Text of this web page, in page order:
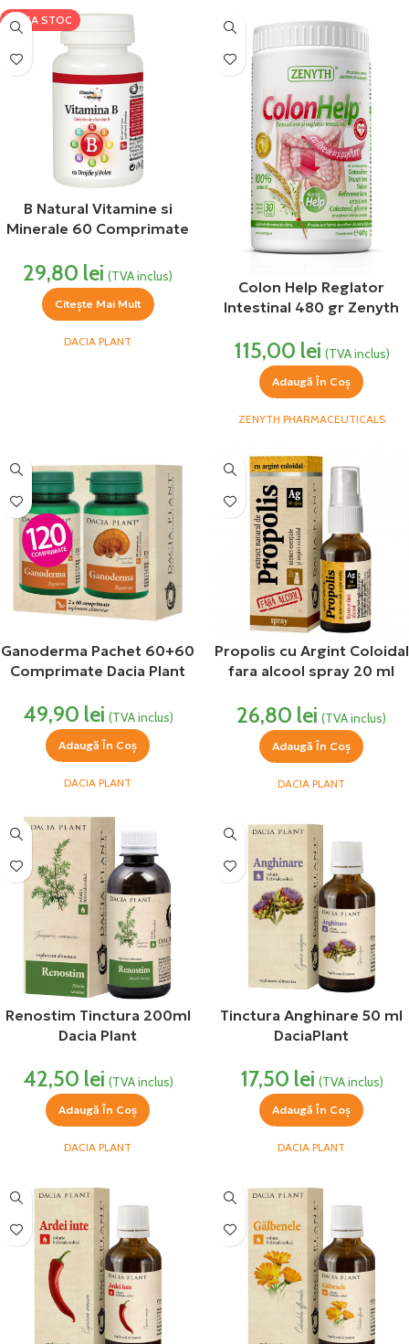
LIPSA STOC
B Natural Vitamine si
Minerale 60 Comprimate
29,80 lei (TVA inclus)
Citește Mai Mult
DACIA PLANT
Colon Help Reglator
Intestinal 480 gr Zenyth
115,00 lei (TVA inclus)
Adaugă În Coș
ZENYTH PHARMACEUTICALS
Ganoderma Pachet 60+60
Comprimate Dacia Plant
49,90 lei (TVA inclus)
Adaugă În Coș
DACIA PLANT
Propolis cu Argint Coloidal
fara alcool spray 20 ml
26,80 lei (TVA inclus)
Adaugă În Coș
DACIA PLANT
Renostim Tinctura 200ml
Dacia Plant
42,50 lei (TVA inclus)
Adaugă În Coș
DACIA PLANT
Tinctura Anghinare 50 ml
DaciaPlant
17,50 lei (TVA inclus)
Adaugă În Coș
DACIA PLANT